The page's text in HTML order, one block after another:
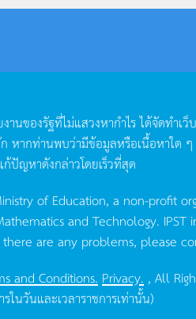
านของรัฐที่ไม่แสวงหากำไรได้จัดทำเว็
หากท่านพบว่ามีข้อมูลหรือเนื้อหาใด ๆ
ปัญหาดังกล่าวโดยเร็วที่สุด
of Education, a non-profit
and Technology. IPST
are any problems, please
and Conditions. Privacy. , All
รในวันและเวลาราชการเท่านั้น)